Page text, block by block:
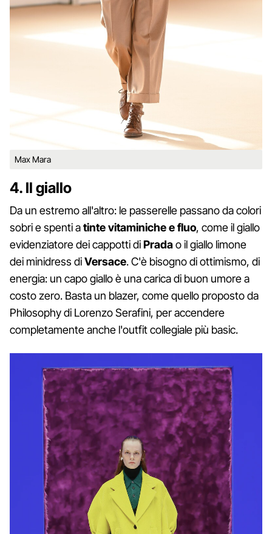
Max Mara
4. Il giallo
Da un estremo all'altro: le passerelle passano da colori
sobri e spenti atinte vitaminiche e fluo, come il giallo
evidenziatore dei cappotti diPradao il giallo limone
dei minidress diVersace. C'è bisogno di ottimismo, di
energia: un capo giallo è una carica di buon umore a
costo zero. Basta un blazer, come quello proposto da
Philosophy di Lorenzo Serafini, per accendere
completamente anche l'outfit collegiale più basic.